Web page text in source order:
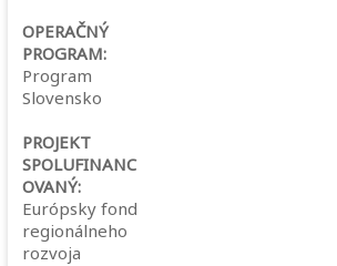
OPERAČNÝ
PROGRAM:
Program
Slovensko
PROJEKT
SPOLUFINANC
OVANÝ:
Európsky fond
regionálneho
rozvoja